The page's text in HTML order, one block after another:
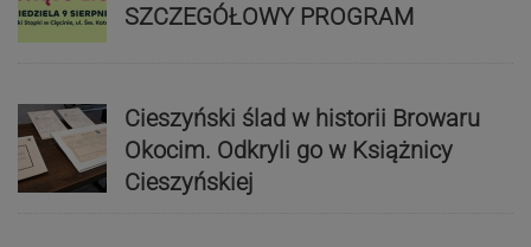
SZCZEGÓŁOWY PROGRAM
Cieszyński ślad w historii Browaru
Okocim. Odkryli go w Książnicy
Cieszyńskiej